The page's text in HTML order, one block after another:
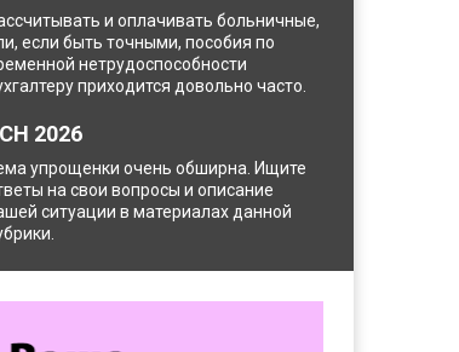
и оплачивать больничные,
если быть точными, пособия по
нетрудоспособности
приходится довольно часто.
2026
упрощенки очень обширна. Ищите
на свои вопросы и описание
ситуации в материалах данной